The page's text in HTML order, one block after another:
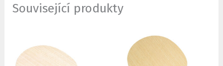
Související produkty